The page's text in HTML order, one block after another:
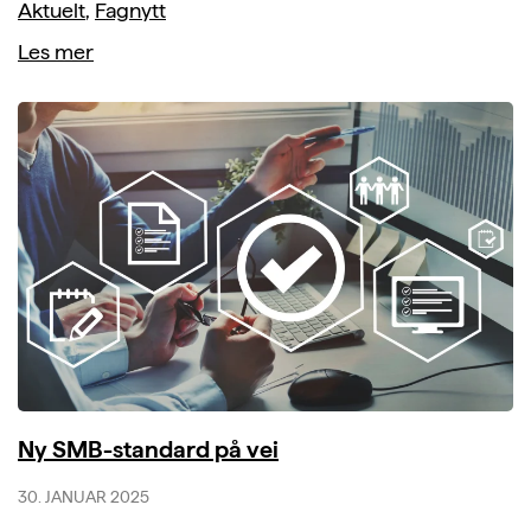
Aktuelt, Fagnytt
Les mer
Ny SMB-standard på vei
30. JANUAR 2025